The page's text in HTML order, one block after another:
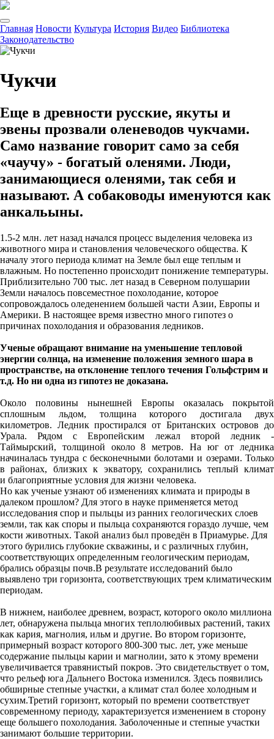
Главная Новости Культура История Видео Библиотека
Законодательство
Чукчи
Еще в древности русские, якуты и
эвены прозвали оленеводов чукчами.
Само название говорит само за себя
«чаучу» - богатый оленями. Люди,
занимающиеся оленями, так себя и
называют. А собаководы именуются как
анкальыны.
1.5-2 млн. лет назад начался процесс выделения человека из
животного мира и становления человеческого общества. К
началу этого периода климат на Земле был еще теплым и
влажным. Но постепенно происходит понижение температуры.
Приблизительно 700 тыс. лет назад в Северном полушарии
Земли началось повсеместное похолодание, которое
сопровождалось оледенением большей части Азии, Европы и
Америки. В настоящее время известно много гипотез о
причинах похолодания и образования ледников.
Ученые обращают внимание на уменьшение тепловой
энергии солнца, на изменение положения земного шара в
пространстве, на отклонение теплого течения Гольфстрим и
т.д. Но ни одна из гипотез не доказана.
Около половины нынешней Европы оказалась покрытой
сплошным льдом, толщина которого достигала двух
километров. Ледник простирался от Британских островов до
Урала. Рядом с Европейским лежал второй ледник -
Таймырский, толщиной около 8 метров. На юг от ледника
начиналась тундра с бесконечными болотами и озерами. Только
в районах, близких к экватору, сохранились теплый климат
и благоприятные условия для жизни человека.
Но как ученые узнают об изменениях климата и природы в
далеком прошлом? Для этого в науке применяется метод
исследования спор и пыльцы из ранних геологических слоев
земли, так как споры и пыльца сохраняются гораздо лучше, чем
кости животных. Такой анализ был проведён в Приамурье. Для
этого бурились глубокие скважины, и с различных глубин,
соответствующих определенным геологическим периодам,
брались образцы почв.В результате исследований было
выявлено три горизонта, соответствующих трем климатическим
периодам.
В нижнем, наиболее древнем, возраст, которого около миллиона
лет, обнаружена пыльца многих теплолюбивых растений, таких
как кария, магнолия, ильм и другие. Во втором горизонте,
примерный возраст которого 800-300 тыс. лет, уже меньше
содержание пыльцы карии и магнолии, зато к этому времени
увеличивается травянистый покров. Это свидетельствует о том,
что рельеф юга Дальнего Востока изменился. Здесь появились
обширные степные участки, а климат стал более холодным и
сухим.Третий горизонт, который по времени соответствует
современному периоду, характеризуется изменением в сторону
еще большего похолодания. Заболоченные и степные участки
занимают большие территории.